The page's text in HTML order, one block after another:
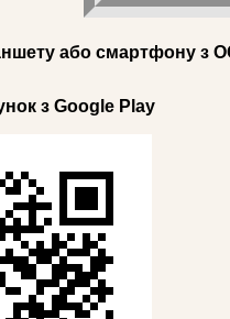
або смартфону з
з Google Play